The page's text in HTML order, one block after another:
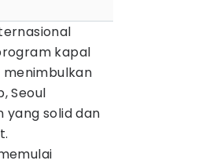
kapal
Seoul
solid dan